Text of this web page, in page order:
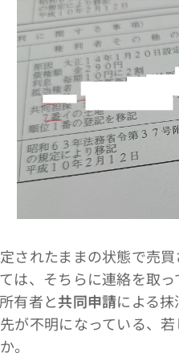
されたままの状態で売
は、そちらに連絡を取
有者と共同申請による
が不明になっている、
。